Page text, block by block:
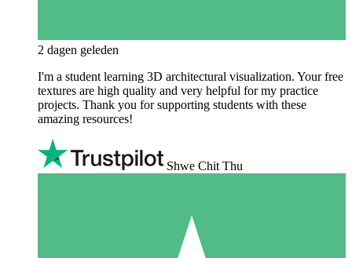
2 dagen geleden
I'm a student learning 3D architectural visualization. Your free
textures are high quality and very helpful for my practice
projects. Thank you for supporting students with these
amazing resources!
Shwe Chit Thu